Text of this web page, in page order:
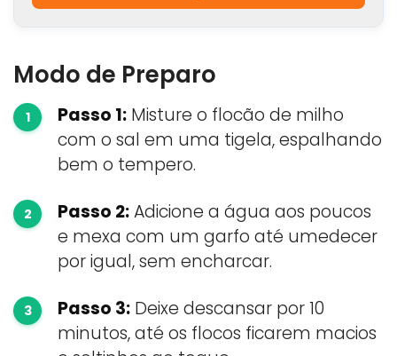
Modo de Preparo
Passo 1: Misture o flocão de milho
com o sal em uma tigela, espalhando
bem o tempero.
Passo 2:Adicione a água aos poucos
e mexa com um garfo até umedecer
por igual, sem encharcar.
Passo 3: Deixe descansar por 10
minutos, até os flocos ficarem macios